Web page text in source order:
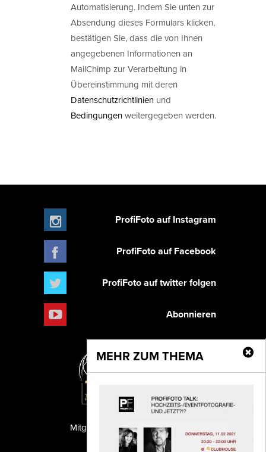
Automatisierung. Indem Sie unten zur
Absendung dieses Formulars klicken,
bestätigen Sie, dass die von Ihnen
angegebenen Informationen an
MailChimp zur Verarbeitung in
Übereinstimmung mit deren
Datenschutzrichtlinien und
Bedingungenweitergegeben werden.
MEHR ZUM THEMA
ProfiFoto auf Instagram
ProfiFoto auf Facebook
ProfiFoto auf twitter folgen
Abonnieren
PF Publishing GmbH
Mitglied der TIPA